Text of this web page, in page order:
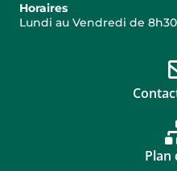
Horaires
Lundi au Vendredi de 8h30
Plan